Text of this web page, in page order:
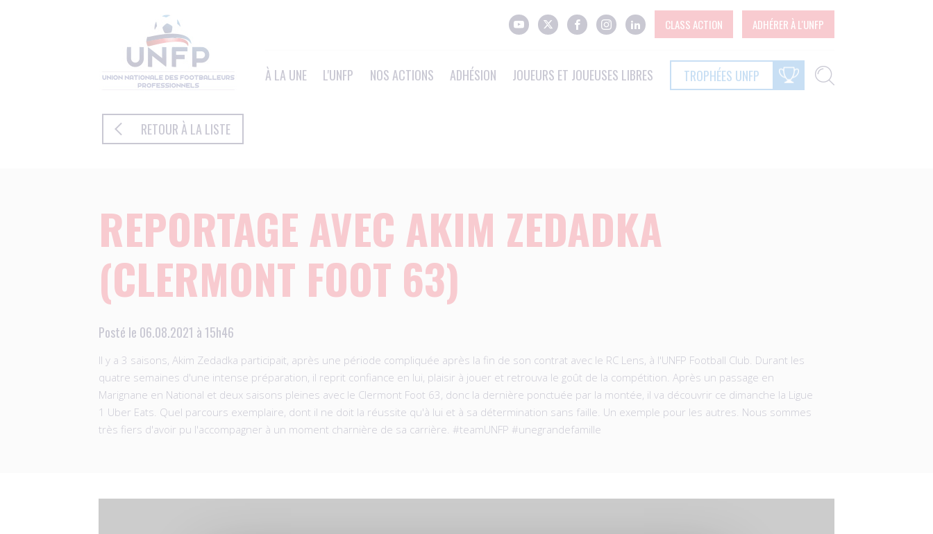
CLASS ACTION ADHÉRER À L'UNFP
À LA UNE L'UNFP NOS ACTIONS ADHÉSION JOUEURS ET JOUEUSES LIBRES TROPHÉES UNFP
RETOUR À LA LISTE
REPORTAGE AVEC AKIM ZEDADKA
(CLERMONT FOOT 63)
Posté le 06.08.2021 à 15h46
Il y a 3 saisons, Akim Zedadka participait, après une période compliquée après la fin de son contrat avec le RC Lens, à l'UNFP Football Club. Durant les
quatre semaines d'une intense préparation, il reprit confiance en lui, plaisir à jouer et retrouva le goût de la compétition. Après un passage en
Marignane en National et deux saisons pleines avec le Clermont Foot 63, donc la dernière ponctuée par la montée, il va découvrir ce dimanche la Ligue
1 Uber Eats. Quel parcours exemplaire, dont il ne doit la réussite qu'à lui et à sa détermination sans faille. Un exemple pour les autres. Nous sommes
très fiers d'avoir pu l'accompagner à un moment charnière de sa carrière. #teamUNFP #unegrandefamille